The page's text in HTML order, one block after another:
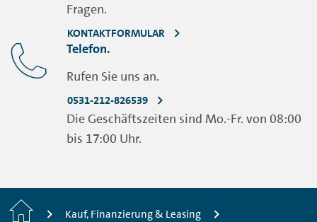
Fragen.
KONTAKTFORMULAR
Telefon.
Rufen Sie uns an.
0531-212-826539
Die Geschäftszeiten sind Mo.-Fr. von 08:00
bis 17:00 Uhr.
Home
Kauf, Finanzierung & Leasing